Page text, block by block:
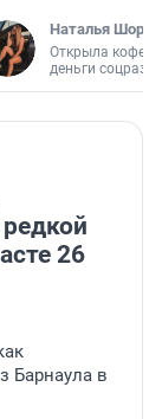
Наталья
Открыла
деньги
26
Барнаула в